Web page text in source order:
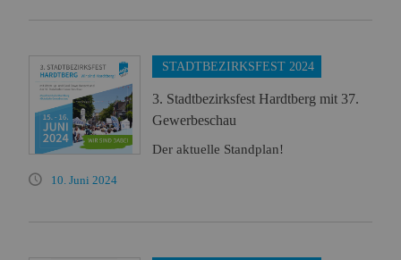
STADTBEZIRKSFEST 2024
3. Stadtbezirksfest Hardtberg mit 37.
Gewerbeschau
Der aktuelle Standplan!
10. Juni 2024